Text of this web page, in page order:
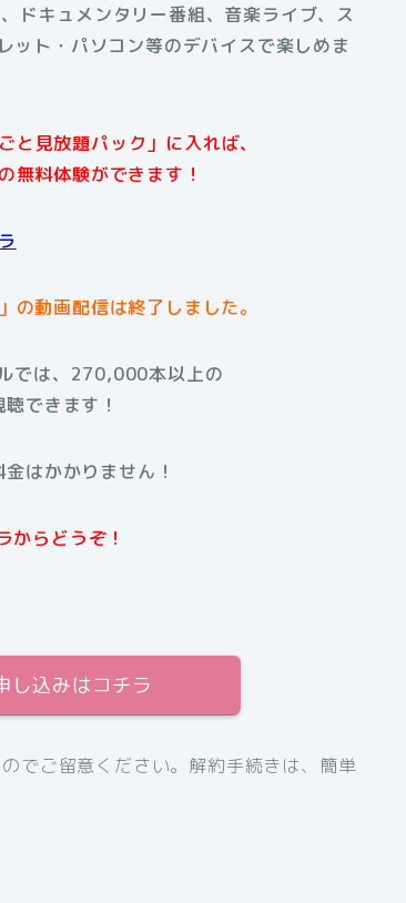
ドキュメンタリー番組、音楽ライブ、ス
ット・パソコン等のデバイスで楽しめま
見放題パック」に入れば、
無料体験ができます！
の動画配信は終了しました。
では、270,000本以上の
できます！
はかかりません！
からどうぞ！
し込みはコチラ
でご留意ください。解約手続きは、簡単